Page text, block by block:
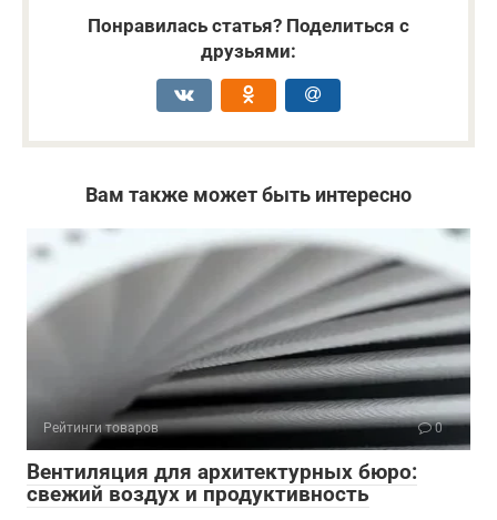
Понравилась статья? Поделиться с
друзьями:
Вам также может быть интересно
Рейтинги товаров 0
Вентиляция для архитектурных бюро:
свежий воздух и продуктивность